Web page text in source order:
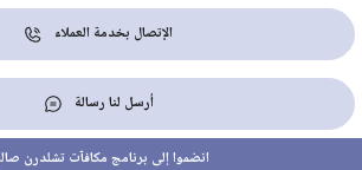
الإتصال بخدمة العملاء
أرسل لنا رسالة
انضموا إلى برنامج مكافآت تشلدرن